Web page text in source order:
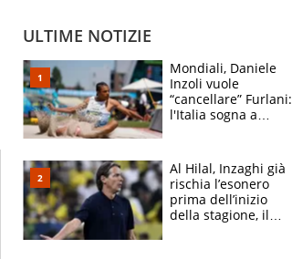
ULTIME NOTIZIE
Mondiali, Daniele
Inzoli vuole
“cancellare” Furlani:
l'Italia sogna a
finale
Al Hilal, Inzaghi già
rischia l’esonero
prima dell’inizio
della stagione, il